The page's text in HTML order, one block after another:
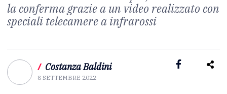
la conferma grazie a un video realizzato con
speciali telecamere a infrarossi
/ Costanza Baldini
8 SETTEMBRE 2022